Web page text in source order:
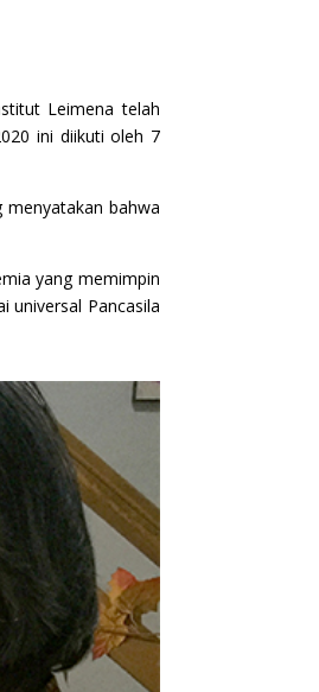
Leimena telah
ini diikuti oleh 7
menyatakan bahwa
yang memimpin
universal Pancasila